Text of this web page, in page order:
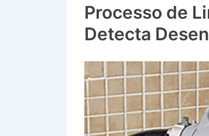
Processo de
Detecta